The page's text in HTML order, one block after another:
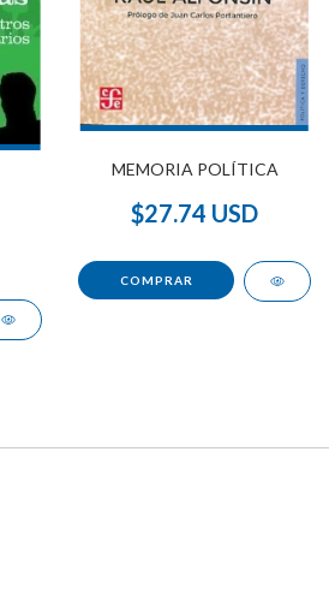
MEMORIA POLÍTICA
$27.74 USD